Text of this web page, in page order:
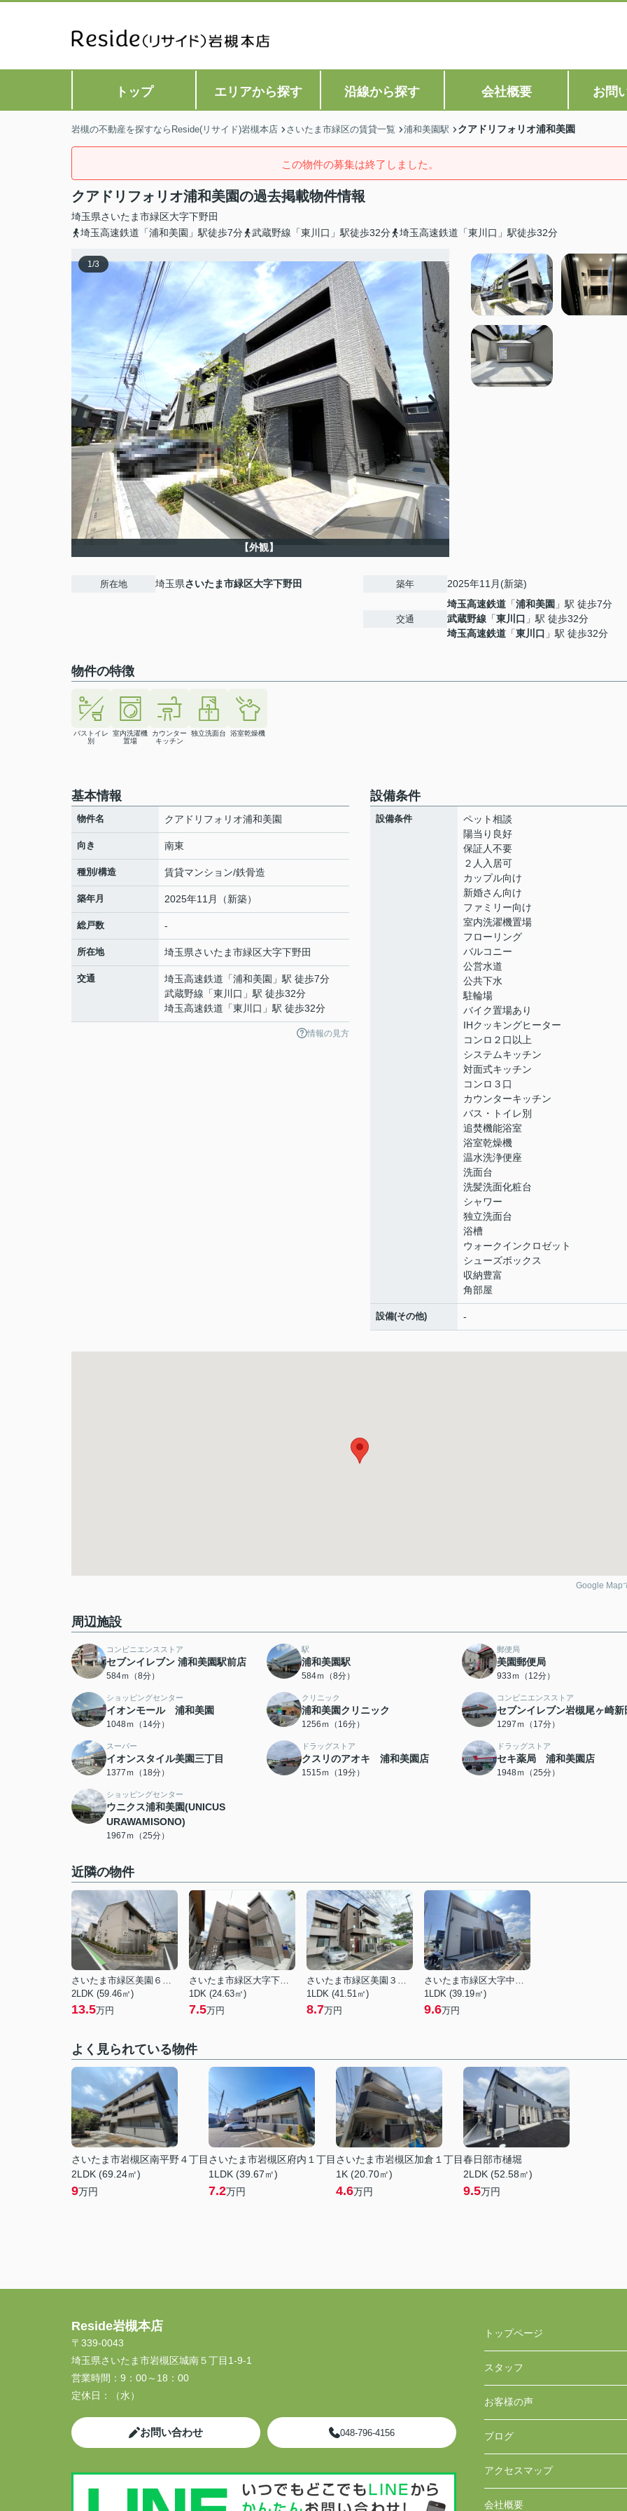
トップ エリアから探す 沿線から探す 会社概要 お問
岩槻の不動産を探すならReside(リサイド)岩槻本店 さいたま市緑区の賃貸一覧 浦和美園駅 クアドリフォリオ浦和美園
この物件の募集は終了しました。
クアドリフォリオ浦和美園の過去掲載物件情報
埼玉県さいたま市緑区大字下野田
埼玉高速鉄道「浦和美園」駅徒歩7分
武蔵野線「東川口」駅徒歩32分 埼玉高速鉄道「東川口」駅徒歩32分
1/3
【外観】
所在地 埼玉県さいたま市緑区大字下野田 築年 2025年11月(新築)
交通
埼玉高速鉄道 「浦和美園 」駅 徒歩7分
武蔵野線 「東川口 」駅 徒歩32分
埼玉高速鉄道 「東川口 」駅 徒歩32分
物件の特徴
バストイレ
別
室内洗濯機
置場
カウンター
キッチン
独立洗面台 浴室乾燥機
基本情報
物件名 クアドリフォリオ浦和美園
向き 南東
種別/構造 賃貸マンション/鉄骨造
築年月 2025年11月（新築）
総戸数 -
所在地 埼玉県さいたま市緑区大字下野田
交通 埼玉高速鉄道 「浦和美園 」駅 徒歩7分
武蔵野線 「東川口 」駅 徒歩32分
埼玉高速鉄道 「東川口 」駅 徒歩32分
情報の見方
設備条件
設備条件
ペット相談
陽当り良好
保証人不要
２人入居可
カップル向け
新婚さん向け
ファミリー向け
室内洗濯機置場
フローリング
バルコニー
公営水道
公共下水
駐輪場
バイク置場あり
IHクッキングヒーター
コンロ２口以上
システムキッチン
対面式キッチン
コンロ３口
カウンターキッチン
バス・トイレ別
追焚機能浴室
浴室乾燥機
温水洗浄便座
洗面台
洗髪洗面化粧台
シャワー
独立洗面台
浴槽
ウォークインクロゼット
シューズボックス
収納豊富
角部屋
設備(その他) -
Google Map
周辺施設
コンビニエンスストア
セブンイレブン 浦和美園駅前店
584ｍ（8分）
駅
浦和美園駅
584ｍ（8分）
郵便局
美園郵便局
933ｍ（12分）
ショッピングセンター
イオンモール 浦和美園
1048ｍ（14分）
クリニック
浦和美園クリニック
1256ｍ（16分）
コンビニエンスストア
セブンイレブン岩槻尾ヶ崎新
1297ｍ（17分）
スーパー
イオンスタイル美園三丁目
1377ｍ（18分）
ドラッグストア
クスリのアオキ 浦和美園店
1515ｍ（19分）
ドラッグストア
セキ薬局 浦和美園店
1948ｍ（25分）
ショッピングセンター
ウニクス浦和美園(UNICUS
URAWAMISONO)
1967ｍ（25分）
近隣の物件
さいたま市緑区美園６丁目
2LDK (59.46㎡)
13.5万円
さいたま市緑区大字下野田
1DK (24.63㎡)
7.5万円
さいたま市緑区美園３丁目
1LDK (41.51㎡)
8.7万円
さいたま市緑区大字中野田
1LDK (39.19㎡)
9.6万円
よく見られている物件
さいたま市岩槻区南平野４丁目
2LDK (69.24㎡)
9万円
さいたま市岩槻区府内１丁目
1LDK (39.67㎡)
7.2万円
さいたま市岩槻区加倉１丁目
1K (20.70㎡)
4.6万円
春日部市樋堀
2LDK (52.58㎡)
9.5万円
Reside岩槻本店
〒339-0043
埼玉県さいたま市岩槻区城南５丁目1-9-1
営業時間： 9：00～18：00
定休日：
（水）
お問い合わせ 048-796-4156
トップページ
スタッフ
お客様の声
ブログ
アクセスマップ
会社概要